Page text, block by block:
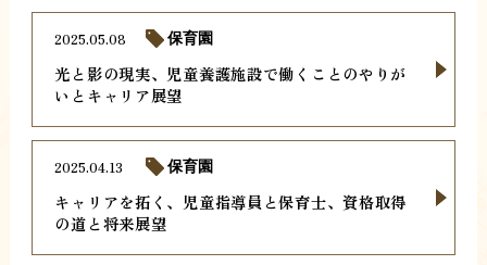
光と影の現実、児童養護施設で働くことのやりが
いとキャリア展望
2025.05.08 保育園
キャリアを拓く、児童指導員と保育士、資格取得
の道と将来展望
2025.04.13 保育園